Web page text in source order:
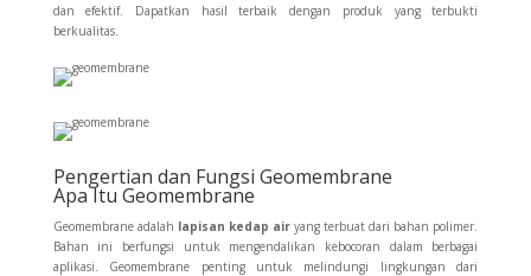
dan efektif. Dapatkan hasil terbaik dengan produk yang terbukti
berkualitas.
Pengertian dan Fungsi Geomembrane
Apa Itu Geomembrane
Geomembrane adalah lapisan kedap airyang terbuat dari bahan polimer.
Bahan ini berfungsi untuk mengendalikan kebocoran dalam berbagai
aplikasi. Geomembrane penting untuk melindungi lingkungan dari